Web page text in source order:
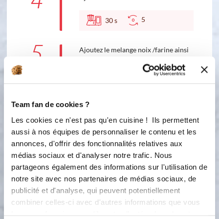
Team fan de cookies ?
Les cookies ce n'est pas qu'en cuisine ! Ils permettent
aussi à nos équipes de personnaliser le contenu et les
annonces, d'offrir des fonctionnalités relatives aux
médias sociaux et d'analyser notre trafic. Nous
partageons également des informations sur l'utilisation de
notre site avec nos partenaires de médias sociaux, de
publicité et d'analyse, qui peuvent potentiellement
combiner celles-ci avec d'autres informations que vous
30s 5
5
Ajoutez le melange noix /farine ainsi
6
1min 5
7
Posez le moule tablette ou autre sur
la plaque perforée, versez la
préparation et mettre au four 15min
à 180 °c puis 10 min à 160°C.